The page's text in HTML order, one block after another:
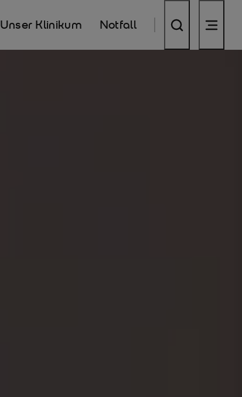
Unser Klinikum Notfall